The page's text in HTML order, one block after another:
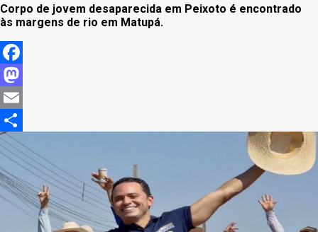
Corpo de jovem desaparecida em Peixoto é encontrado
às margens de rio em Matupá.
Facebook
Mastodon
Email
Share